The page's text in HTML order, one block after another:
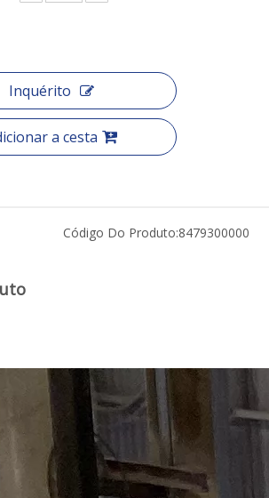
Inquérito
a cesta
Código Do Produto:8479300000